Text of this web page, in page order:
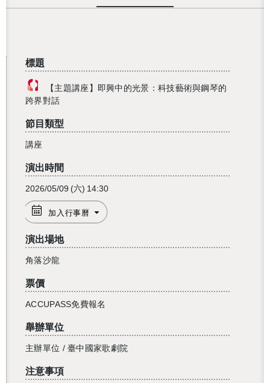
標題
【主題講座】即興中的光景：科技藝術與鋼琴的
跨界對話
節目類型
講座
演出時間
2026/05/09 (六) 14:30
加入行事曆
演出場地
角落沙龍
票價
ACCUPASS免費報名
舉辦單位
主辦單位 / 臺中國家歌劇院
注意事項